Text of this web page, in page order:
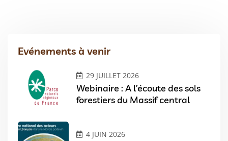
Evénements à venir
29 JUILLET 2026
Webinaire : A l’écoute des sols
forestiers du Massif central
4 JUIN 2026